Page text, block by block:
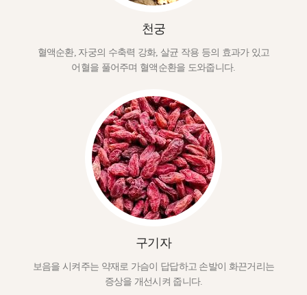
천궁
혈액순환, 자궁의 수축력 강화, 살균 작용 등의 효과가 있고
어혈을 풀어주며 혈액순환을 도와줍니다.
구기자
보음을 시켜주는 약재로 가슴이 답답하고 손발이 화끈거리는
증상을 개선시켜 줍니다.